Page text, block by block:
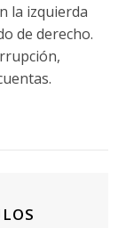
la izquierda
de derecho.